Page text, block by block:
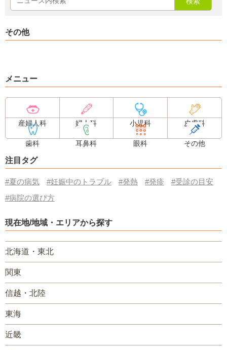
その他
メニュー
産婦人科 婦人科 小児科 皮膚科
歯科 耳鼻科 眼科 その他
注目タグ
#夏の病気 #妊娠中のトラブル #発熱 #発疹
#受診の目安
#病院の選び方
現在地/地域・エリアから探す
北海道・東北
関東
信越・北陸
東海
近畿